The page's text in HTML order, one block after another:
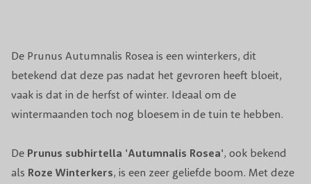
De Prunus Autumnalis Rosea is een winterkers, dit
betekend dat deze pas nadat het gevroren heeft bloeit,
vaak is dat in de herfst of winter. Ideaal om de
wintermaanden toch nog bloesem in de tuin te hebben.
De Prunus subhirtella 'Autumnalis Rosea', ook bekend
als Roze Winterkers, is een zeer geliefde boom. Met deze
Vruchten Rode Sierkersjes.
Giftigheid Niet giftig voor mens of dier.
Snoeiperiode Direct na de bloei.
Klei, Zand, Veen. Absoluut geen natte
bodem!